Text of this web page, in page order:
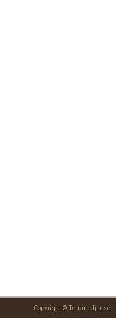
Copyright © Terrariedjur.se